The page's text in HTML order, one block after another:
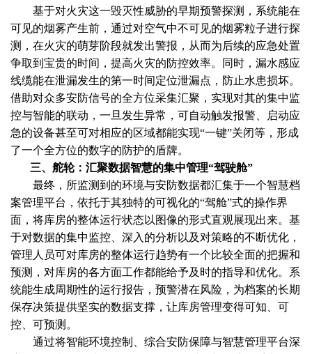
基于对火灾这一毁灭性威胁的早期预警探测，系统能在
可见的烟雾产生前，通过对空气中不可见的烟雾粒子进行探
测，在火灾的萌芽阶段就发出警报，从而为后续的应急处置
争取到宝贵的时间，提高火灾的防控效率。同时，漏水感应
线缆能在泄漏发生的第一时间定位泄漏点，防止水患损坏。
借助对众多安防信号的全方位采集汇聚，实现对其的集中监
控与智能的联动，一旦发生异常，可自动触发报警、启动应
急的设备甚至可对相应的区域都能实现“一键”关闭等，形成
了一个全方位的数字的防护的盾牌。
三、 舵轮：汇聚数据智慧的集中管理“驾驶舱”
最终，所监测到的环境与安防数据都汇集于一个智慧档
案管理平台，依托于其独特的可视化的“驾舱”式的操作界
面，将库房的整体运行状态以图像的形式直观展现出来。基
于对数据的集中监控、深入的分析以及对策略的不断优化，
管理人员可对库房的整体运行趋势有一个比较全面的把握和
预测，对库房的各方面工作都能给予及时的指导和优化。系
统能生成周期性的运行报告，预警潜在风险，为档案的长期
保存决策提供坚实的数据支撑，让库房管理变得可知、可
控、可预测。
通过将智能环境控制、综合安防保障与智慧管理平台深